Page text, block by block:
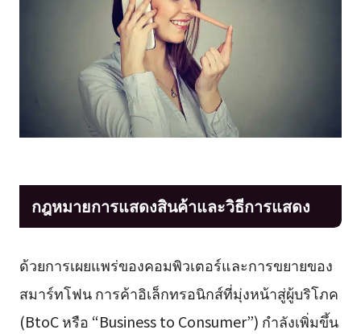
กฎหมายการแสดงสินค้าและวิธีการแสดง
ด้วยการเผยแพร่ของคอมพิวเตอร์และการขยายของ
สมาร์ทโฟน การค้าอิเล็กทรอนิกส์ที่มุ่งหน้าสู่ผู้บริโภค
(BtoC หรือ “Business to Consumer”) กำลังเพิ่มขึ้น